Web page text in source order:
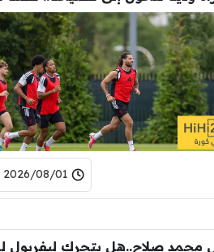
2026/08/01 - 18:17